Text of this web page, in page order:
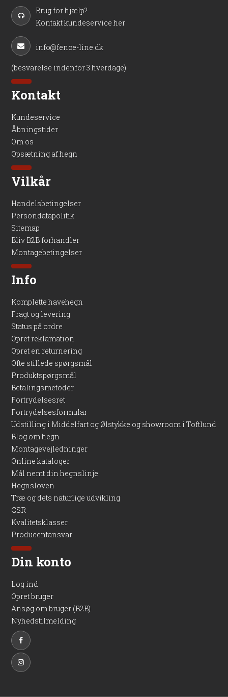
Brug for hjælp?
Kontakt kundeservice her
info@fence-line.dk
(besvarelse indenfor 3 hverdage)
Kontakt
Kundeservice
Åbningstider
Om os
Opsætning af hegn
Vilkår
Handelsbetingelser
Persondatapolitik
Sitemap
Bliv B2B forhandler
Montagebetingelser
Info
Komplette havehegn
Fragt og levering
Status på ordre
Opret reklamation
Opret en returnering
Ofte stillede spørgsmål
Produktspørgsmål
Betalingsmetoder
Fortrydelsesret
Fortrydelsesformular
Udstilling i Middelfart og Ølstykke og showroom i Toftlund
Blog om hegn
Montagevejledninger
Online kataloger
Mål nemt din hegnslinje
Hegnsloven
Træ og dets naturlige udvikling
CSR
Kvalitetsklasser
Producentansvar
Din konto
Log ind
Opret bruger
Ansøg om bruger (B2B)
Nyhedstilmelding